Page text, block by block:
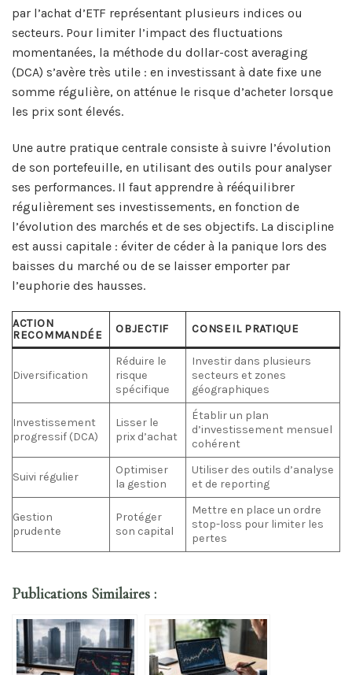
par l’achat d’ETF représentant plusieurs indices ou
secteurs. Pour limiter l’impact des fluctuations
momentanées, la méthode du dollar-cost averaging
(DCA) s’avère très utile : en investissant à date fixe une
somme régulière, on atténue le risque d’acheter lorsque
les prix sont élevés.
Une autre pratique centrale consiste à suivre l’évolution
de son portefeuille, en utilisant des outils pour analyser
ses performances. Il faut apprendre à rééquilibrer
régulièrement ses investissements, en fonction de
l’évolution des marchés et de ses objectifs. La discipline
est aussi capitale : éviter de céder à la panique lors des
baisses du marché ou de se laisser emporter par
l’euphorie des hausses.
ACTION
RECOMMANDÉE
OBJECTIF CONSEIL PRATIQUE
Diversification
Réduire le
risque
spécifique
Investir dans plusieurs
secteurs et zones
géographiques
Investissement
progressif (DCA)
Lisser le
prix d’achat
Établir un plan
d’investissement mensuel
cohérent
Suivi régulier
Optimiser
la gestion
Utiliser des outils d’analyse
et de reporting
Gestion
prudente
Protéger
son capital
Mettre en place un ordre
stop-loss pour limiter les
pertes
Publications Similaires :